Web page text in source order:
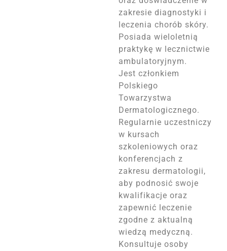
zakresie diagnostyki i
leczenia chorób skóry.
Posiada wieloletnią
praktykę w lecznictwie
ambulatoryjnym.
Jest członkiem
Polskiego
Towarzystwa
Dermatologicznego.
Regularnie uczestniczy
w kursach
szkoleniowych oraz
konferencjach z
zakresu dermatologii,
aby podnosić swoje
kwalifikacje oraz
zapewnić leczenie
zgodne z aktualną
wiedzą medyczną.
Konsultuje osoby